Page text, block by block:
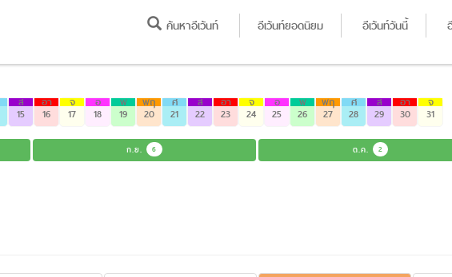
ค้นหาอีเว้นท์ อีเว้นท์ยอดนิยม อีเว้นท์วันนี้
ส
15
อา
16
จ
17
อ
18
พ
19
พฤ
20
ศ
21
ส
22
อา
23
จ
24
อ
25
พ
26
พฤ
27
ศ
28
ส
29
อา
30
จ
31
ก.ย. 6 ต.ค. 2